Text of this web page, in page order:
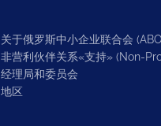
关于俄罗斯中小企业联合会
非营利伙伴关系«支持» (Non-
经理局和委员会
地区